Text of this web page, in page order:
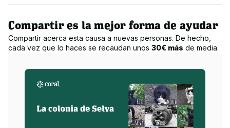
Compartir es la mejor forma de ayudar
Compartir acerca esta causa a nuevas personas. De hecho,
cada vez que lo haces se recaudan unos 30€ más de media.